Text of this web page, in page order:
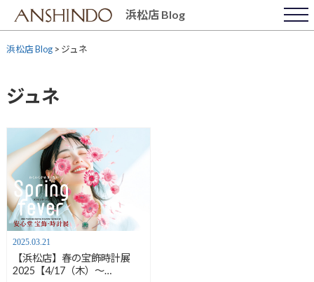
content
浜松店 Blog
浜松店 Blog> ジュネ
ジュネ
2025.03.21
【浜松店】春の宝飾時計展
2025【4/17（木）〜